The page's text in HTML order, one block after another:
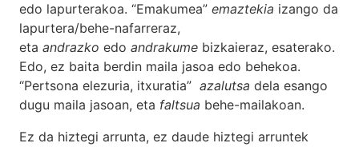
edo lapurterakoa. “Emakumea” emaztekia izango da
lapurtera/behe-nafarreraz,
eta andrazko edo andrakume bizkaieraz, esaterako.
Edo, ez baita berdin maila jasoa edo behekoa.
“Pertsona elezuria, itxuratia” azalutsa dela esango
dugu maila jasoan, eta faltsua behe-mailakoan.
Ez da hiztegi arrunta, ez daude hiztegi arruntek